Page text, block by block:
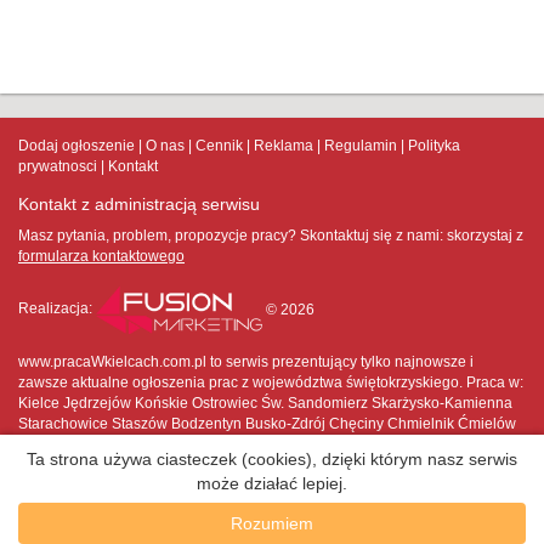
Dodaj ogłoszenie O nas Cennik Reklama Regulamin
Polityka
prywatnosci
Kontakt
Kontakt z administracją serwisu
Masz pytania, problem, propozycje pracy? Skontaktuj się z nami: skorzystaj z
formularza kontaktowego
Realizacja: © 2026
www.pracaWkielcach.com.pl to serwis prezentujący tylko najnowsze i
zawsze aktualne ogłoszenia prac z województwa świętokrzyskiego. Praca w:
Kielce Jędrzejów Końskie Ostrowiec Św. Sandomierz Skarżysko-Kamienna
Starachowice Staszów Bodzentyn Busko-Zdrój Chęciny Chmielnik Ćmielów
Koprzywnica Kunów Małogoszcz Opatów Osiek Ostrowiec Świętokrzyski
Ożarów Pińczów Połaniec Sandomierz Sędziszów Skalbmierz Skarżysko-
Kamienna Starachowice Staszów Stąporków Suchedniów Wąchock
Ta strona używa ciasteczek (cookies), dzięki którym nasz serwis
może działać lepiej.
Rozumiem